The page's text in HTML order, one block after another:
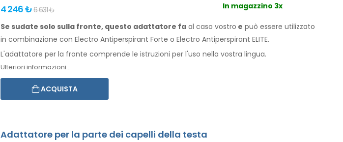
4 246 ₺6 631 ₺ In magazzino 3x
Se sudate solo sulla fronte, questo adattatore fa al caso vostro e può essere utilizzato
in combinazione con Electro Antiperspirant Forte o Electro Antiperspirant ELITE.
L'adattatore per la fronte comprende le istruzioni per l'uso nella vostra lingua.
Ulteriori informazioni...
ACQUISTA
Adattatore per la parte dei capelli della testa